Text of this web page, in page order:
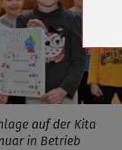
auf der Kita
in Betrieb